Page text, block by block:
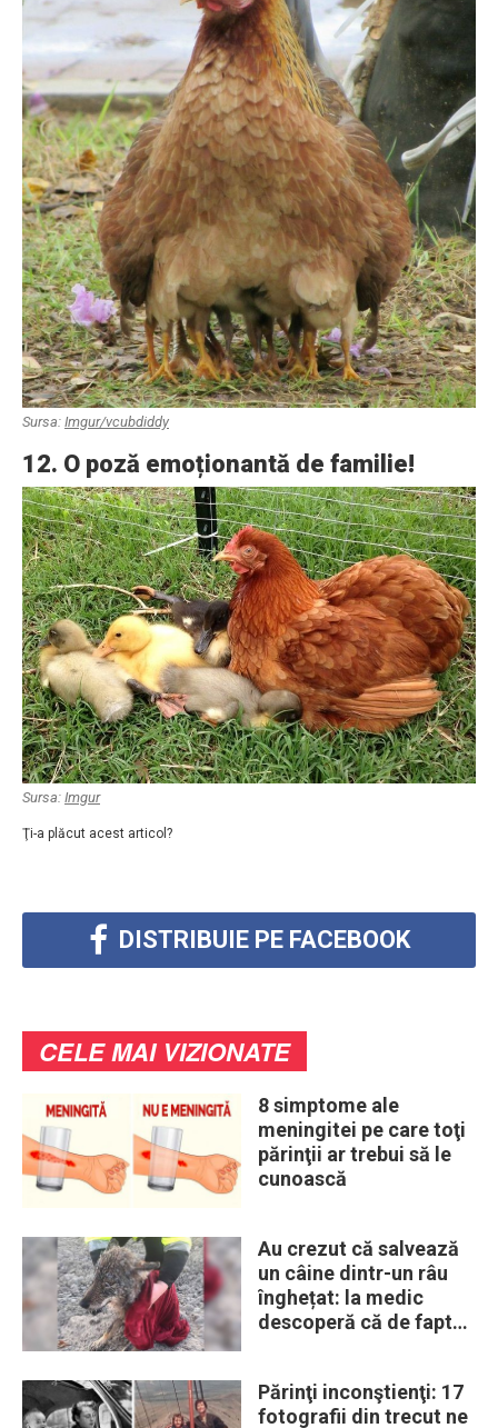
Sursa: Imgur/vcubdiddy
12. O poză emoționantă de familie!
Sursa: Imgur
Ţi-a plăcut acest articol?
DISTRIBUIE PE FACEBOOK
CELE MAI VIZIONATE
8 simptome ale
meningitei pe care toţi
părinţii ar trebui să le
cunoască
Au crezut că salvează
un câine dintr-un râu
înghețat: la medic
descoperă că de fapt
Părinţi inconştienţi: 17
fotografii din trecut ne